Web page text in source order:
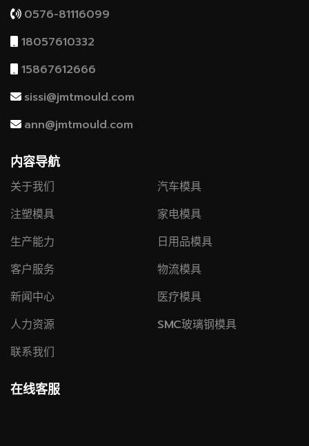
0576-81116099
18057610332
15867612666
sissi@jmtmould.com
ann@jmtmould.com
内容导航
关于我们
注塑模具
生产能力
客户服务
新闻中心
人力资源
联系我们
汽车模具
家电模具
日用品模具
物流模具
医疗模具
SMC玻璃钢模具
在线客服